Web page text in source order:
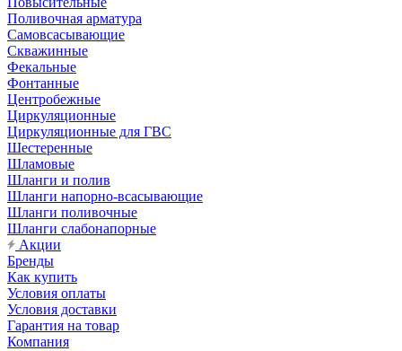
Поливочная арматура
Самовсасывающие
Скважинные
Фекальные
Фонтанные
Центробежные
Циркуляционные
Циркуляционные для ГВС
Шестеренные
Шламовые
Шланги и полив
Шланги напорно-всасывающие
Шланги поливочные
Шланги слабонапорные
Акции
Бренды
Как купить
Условия оплаты
Условия доставки
Гарантия на товар
Компания